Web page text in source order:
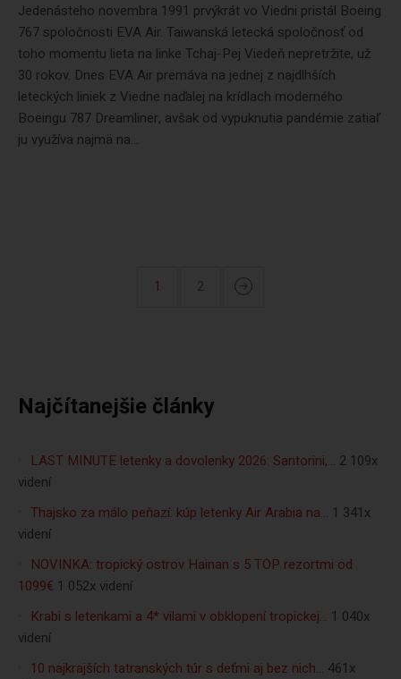
Jedenásteho novembra 1991 prvýkrát vo Viedni pristál Boeing
767 spoločnosti EVA Air. Taiwanská letecká spoločnosť od
toho momentu lieta na linke Tchaj-Pej Viedeň nepretržite, už
30 rokov. Dnes EVA Air premáva na jednej z najdlhších
leteckých liniek z Viedne naďalej na krídlach moderného
Boeingu 787 Dreamliner, avšak od vypuknutia pandémie zatiaľ
ju využíva najmä na...
1 2
Najčítanejšie články
LAST MINUTE letenky a dovolenky 2026: Santorini,… 2 109x
videní
Thajsko za málo peňazí: kúp letenky Air Arabia na… 1 341x
videní
NOVINKA: tropický ostrov Hainan s 5 TOP rezortmi od
1099€ 1 052x videní
Krabi s letenkami a 4* vilami v obklopení tropickej… 1 040x
videní
10 najkrajších tatranských túr s deťmi aj bez nich… 461x